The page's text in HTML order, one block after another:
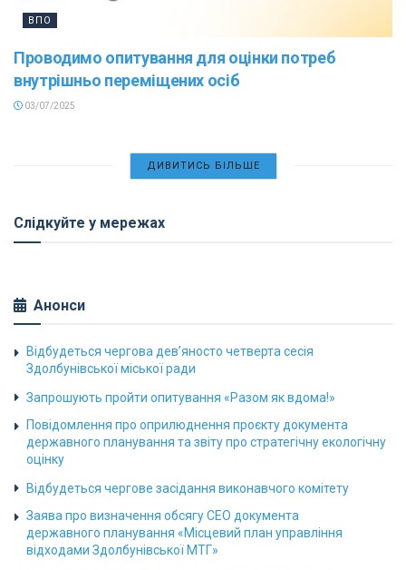
ВПО
Проводимо опитування для оцінки потреб
внутрішньо переміщених осіб
03/07/2025
ДИВИТИСЬ БІЛЬШЕ
Слідкуйте у мережах
Анонси
Відбудеться чергова дев’яносто четверта сесія
Здолбунівської міської ради
Запрошують пройти опитування «Разом як вдома!»
Повідомлення про оприлюднення проєкту документа
державного планування та звіту про стратегічну екологічну
оцінку
Відбудеться чергове засідання виконавчого комітету
Заява про визначення обсягу СЕО документа
державного планування «Місцевий план управління
відходами Здолбунівської МТГ»